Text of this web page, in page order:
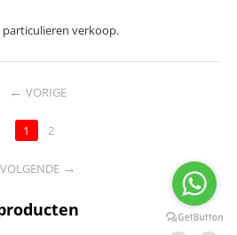
particulieren verkoop.
VORIGE
1 2
VOLGENDE